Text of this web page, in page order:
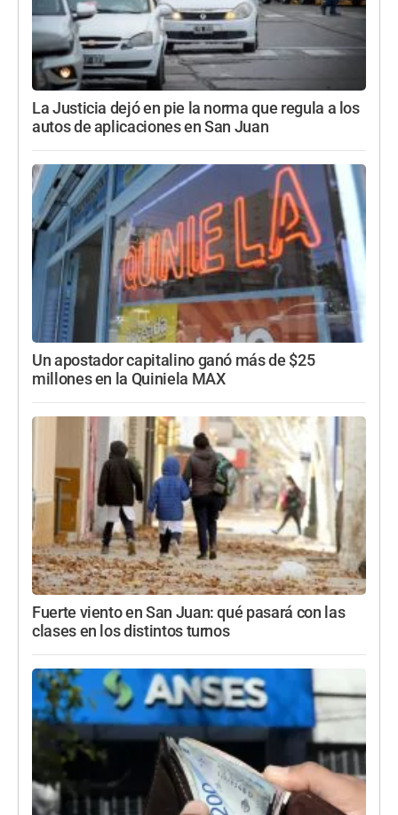
La Justicia dejó en pie la norma que regula a los
autos de aplicaciones en San Juan
Un apostador capitalino ganó más de $25
millones en la Quiniela MAX
Fuerte viento en San Juan: qué pasará con las
clases en los distintos turnos